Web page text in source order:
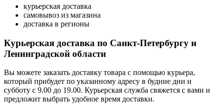
курьерская доставка
самовывоз из магазина
доставка в регионы
Курьерская доставка по Санкт-Петербургу и
Ленинградской области
Вы можете заказать доставку товара с помощью курьера,
который прибудет по указанному адресу в будние дни и
субботу с 9.00 до 19.00. Курьерская служба свяжется с вами и
предложит выбрать удобное время доставки.